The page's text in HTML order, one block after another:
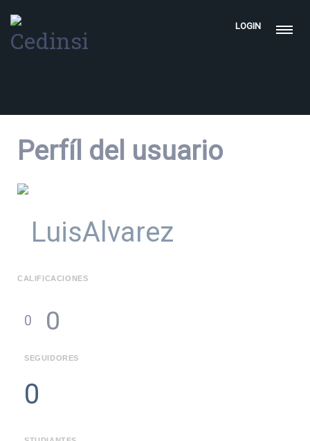
LOGIN
Perfíl del usuario
LuisAlvarez
CALIFICACIONES
0 0
SEGUIDORES
0